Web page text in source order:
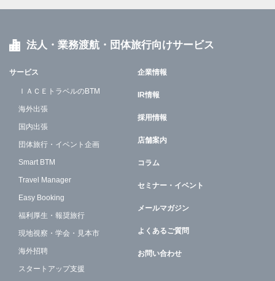
法人・業務渡航・団体旅行向けサービス
サービス
ＩＡＣＥトラベルのBTM
海外出張
国内出張
団体旅行・イベント企画
Smart BTM
Travel Manager
Easy Booking
福利厚生・報奨旅行
現地視察・学会・見本市
海外招聘
スタートアップ支援
企業情報
IR情報
採用情報
店舗案内
コラム
セミナー・イベント
メールマガジン
よくあるご質問
お問い合わせ